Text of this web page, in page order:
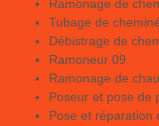
Ramonage de
Tubage de
Débistrage de
Ramoneur 09
Ramonage de
Poseur et pose de
Pose et réparation